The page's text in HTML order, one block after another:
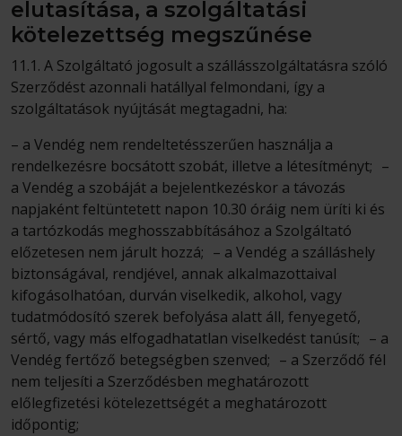
elutasítása, a szolgáltatási
kötelezettség megszűnése
11.1. A Szolgáltató jogosult a szállásszolgáltatásra szóló
Szerződést azonnali hatállyal felmondani, így a
szolgáltatások nyújtását megtagadni, ha:
– a Vendég nem rendeltetésszerűen használja a
rendelkezésre bocsátott szobát, illetve a létesítményt; –
a Vendég a szobáját a bejelentkezéskor a távozás
napjaként feltüntetett napon 10.30 óráig nem üríti ki és
a tartózkodás meghosszabbításához a Szolgáltató
előzetesen nem járult hozzá; – a Vendég a szálláshely
biztonságával, rendjével, annak alkalmazottaival
kifogásolhatóan, durván viselkedik, alkohol, vagy
tudatmódosító szerek befolyása alatt áll, fenyegető,
sértő, vagy más elfogadhatatlan viselkedést tanúsít; – a
Vendég fertőző betegségben szenved; – a Szerződő fél
nem teljesíti a Szerződésben meghatározott
előlegfizetési kötelezettségét a meghatározott
időpontig;